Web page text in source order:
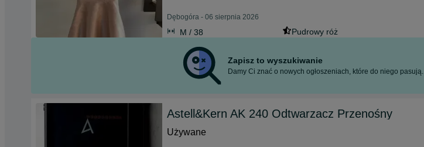
Dębogóra - 06 sierpnia 2026
M / 38 Pudrowy róż
Zapisz to wyszukiwanie
Damy Ci znać o nowych ogłoszeniach, które do niego pasują.
Astell&Kern AK 240 Odtwarzacz Przenośny
Używane